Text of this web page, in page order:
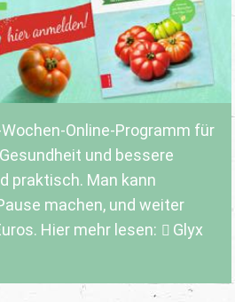
Online-Programm für
und bessere
praktisch. Man kann
machen, und weiter
Hier mehr lesen:
Glyx